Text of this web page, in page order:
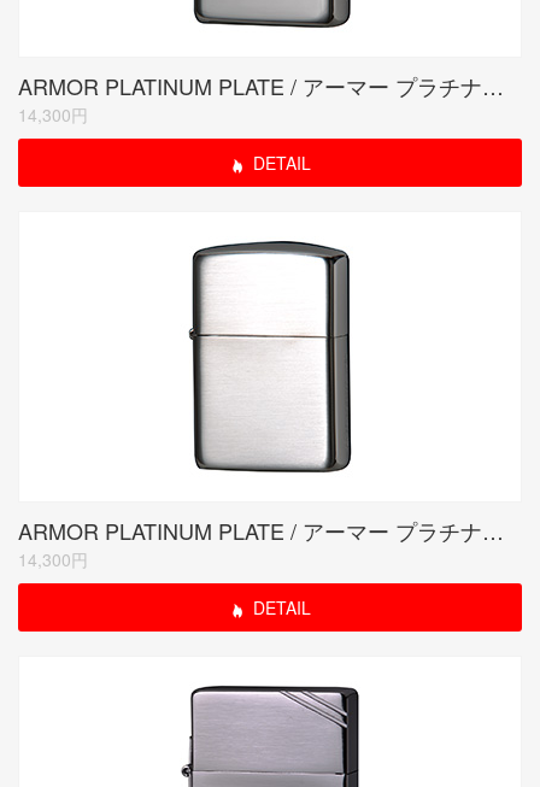
ARMOR PLATINUM PLATE / アーマー プラチナプレート
14,300円
DETAIL
ARMOR PLATINUM PLATE / アーマー プラチナプレート
14,300円
DETAIL